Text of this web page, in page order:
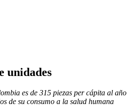
unidades
es de 315 piezas per cápita al año
de su consumo a la salud humana